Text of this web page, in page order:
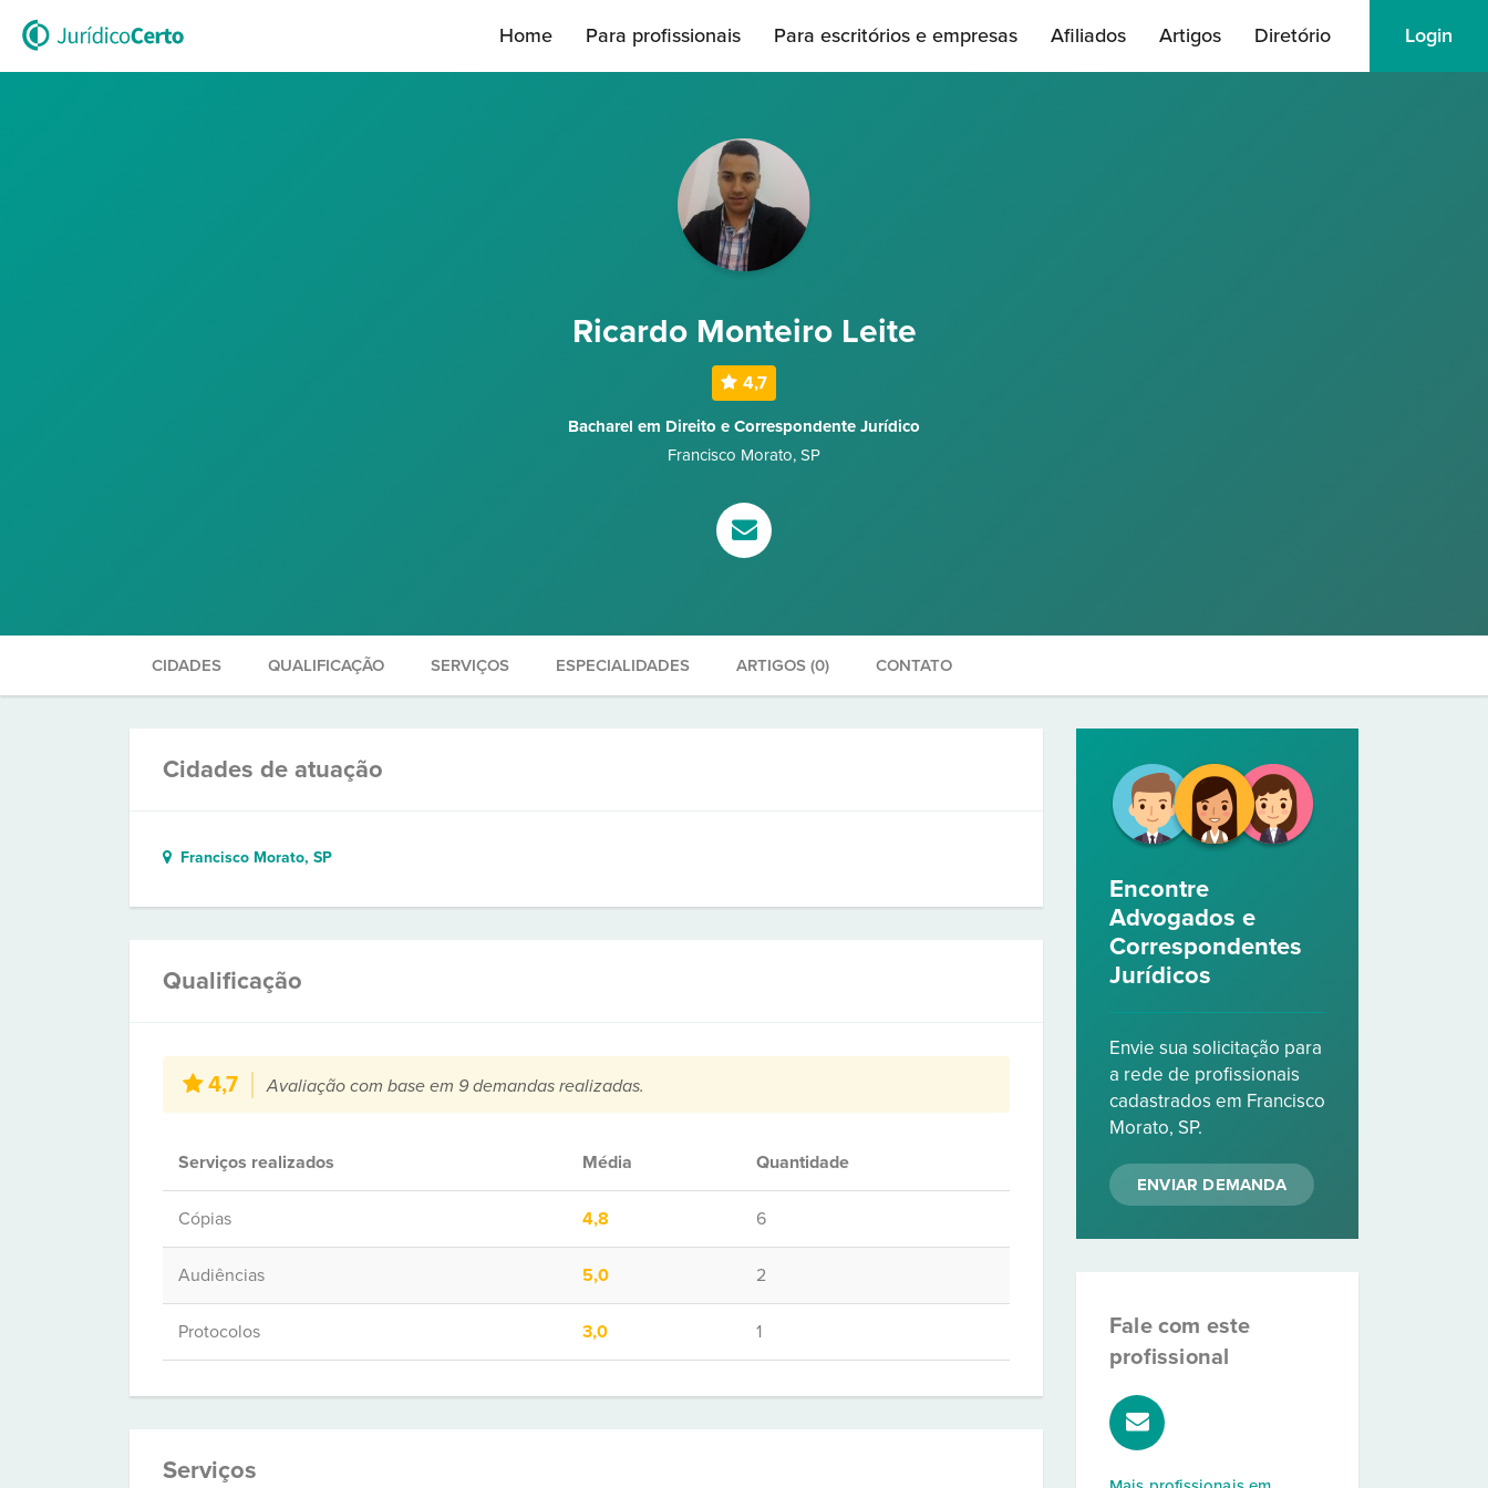
Home Para profissionais Para escritórios e empresas Afiliados Artigos Diretório Login
Ricardo Monteiro Leite
4,7
Bacharel em Direito e Correspondente Jurídico
Francisco Morato, SP
CIDADES QUALIFICAÇÃO SERVIÇOS ESPECIALIDADES ARTIGOS (0) CONTATO
Cidades de atuação
Francisco Morato, SP
Qualificação
4,7 Avaliação com base em 9 demandas realizadas.
Serviços realizados Média Quantidade
Cópias 4,8 6
Audiências 5,0 2
Protocolos 3,0 1
Serviços
Encontre
Advogados e
Correspondentes
Jurídicos
Envie sua solicitação para
a rede de profissionais
cadastrados em Francisco
Morato, SP.
ENVIAR DEMANDA
Fale com este
profissional